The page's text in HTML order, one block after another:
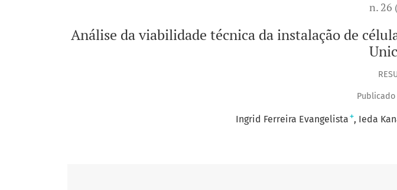
n. 26
Análise da viabilidade técnica da instalação de
Publicado
Ingrid Ferreira Evangelista + Ieda